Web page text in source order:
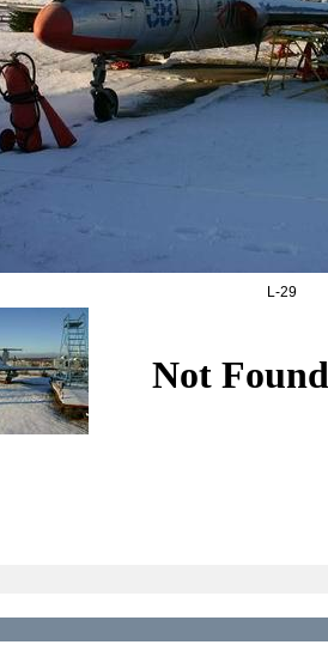
L-29